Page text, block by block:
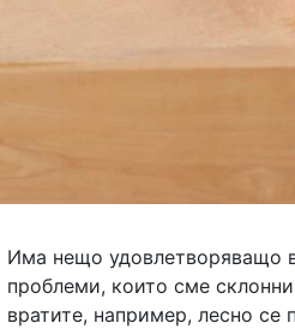
Има нещо удовлетворяващо
проблеми, които сме
вратите, например, лесно се